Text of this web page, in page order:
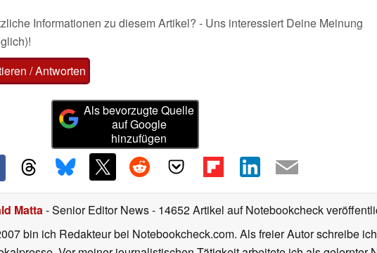
Informationen zu diesem Artikel? - Uns interessiert Deine Meinung
/ Antworten
Als bevorzugte Quelle
auf Google
hinzufügen
Matta- Senior Editor News- 14652 Artikel auf Notebookcheck
bin ich Redakteur bei Notebookcheck.com. Als freier Autor schreibe